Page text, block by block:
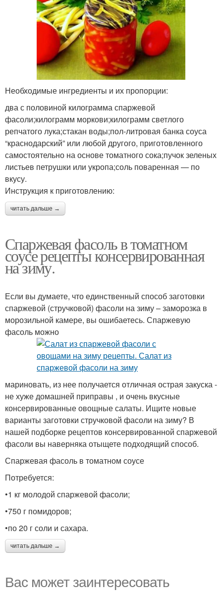
Необходимые ингредиенты и их пропорции:
два с половиной килограмма спаржевой
фасоли;килограмм моркови;килограмм светлого
репчатого лука;стакан воды;пол-литровая банка соуса
“краснодарский” или любой другого, приготовленного
самостоятельно на основе томатного сока;пучок зеленых
листьев петрушки или укропа;соль поваренная — по
вкусу.
Инструкция к приготовлению:
читать дальше →
Спаржевая фасоль в томатном
соусе рецепты консервированная
на зиму.
Если вы думаете, что единственный способ заготовки
спаржевой (стручковой) фасоли на зиму – заморозка в
морозильной камере, вы ошибаетесь. Спаржевую
фасоль можно
мариновать, из нее получается отличная острая закуска -
не хуже домашней приправы , и очень вкусные
консервированные овощные салаты. Ищите новые
варианты заготовки стручковой фасоли на зиму? В
нашей подборке рецептов консервированной спаржевой
фасоли вы наверняка отыщете подходящий способ.
Спаржевая фасоль в томатном соусе
Потребуется:
•1 кг молодой спаржевой фасоли;
•750 г помидоров;
•по 20 г соли и сахара.
читать дальше →
Вас может заинтересовать